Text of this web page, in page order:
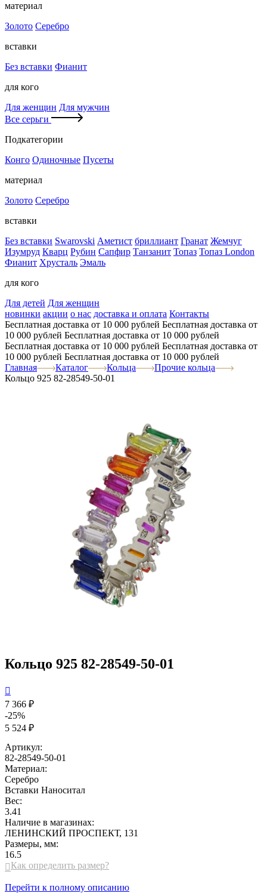
материал
Золото Серебро
вставки
Без вставки Фианит
для кого
Для женщин Для мужчин
Все серьги
Подкатегории
Конго Одиночные Пусеты
материал
Золото Серебро
вставки
Без вставки Swarovski Аметист бриллиант Гранат Жемчуг
Изумруд Кварц Рубин Сапфир Танзанит Топаз Топаз London
Фианит Хрусталь Эмаль
для кого
Для детей Для женщин
новинки акции о нас доставка и оплата Контакты
Бесплатная доставка от 10 000 рублей Бесплатная доставка от
10 000 рублей Бесплатная доставка от 10 000 рублей
Бесплатная доставка от 10 000 рублей Бесплатная доставка от
10 000 рублей Бесплатная доставка от 10 000 рублей
Главная
Каталог Кольца
Прочие кольца
Кольцо 925 82-28549-50-01
Кольцо 925 82-28549-50-01

7 366 ₽
-25%
5 524 ₽
Артикул:
82-28549-50-01
Материал:
Серебро
Вставки Наноситал
Вес:
3.41
Наличие в магазинах:
ЛЕНИНСКИЙ ПРОСПЕКТ, 131
Размеры, мм:
16.5
 Как определить размер?
Перейти к полному описанию